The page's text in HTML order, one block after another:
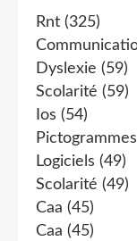
Rnt (325)
Dyslexie (59)
Scolarité (59)
Ios (54)
Pictogrammes
Logiciels (49)
Scolarité (49)
Caa (45)
Caa (45)